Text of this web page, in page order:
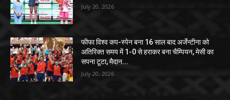
July 20, 2026
फीफा विश्व कप-स्पेन बना 16 साल बाद अर्जेन्टीना को
अतिरिक्त समय में 1-0 से हराकर बना चैम्पियन, मेसी का
सपना टूटा, मैदान...
July 20, 2026